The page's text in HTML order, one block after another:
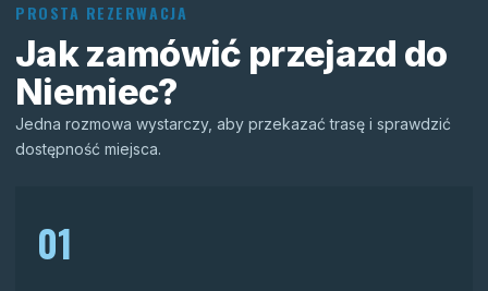
PROSTA REZERWACJA
Jak zamówić przejazd do
Niemiec?
Jedna rozmowa wystarczy, aby przekazać trasę i sprawdzić
dostępność miejsca.
01